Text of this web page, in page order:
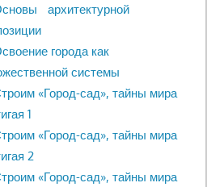
архитектурной
города как
системы
«Город-сад», тайны мира
1
«Город-сад», тайны мира
2
«Город-сад», тайны мира